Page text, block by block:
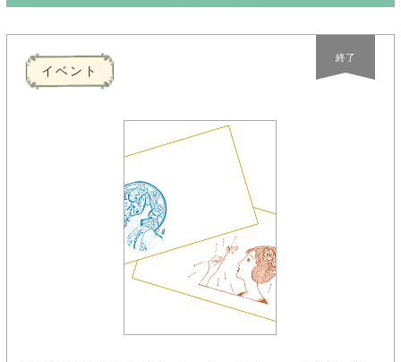
イベント
終了